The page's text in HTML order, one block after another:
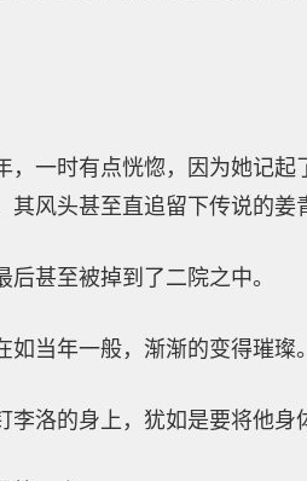
一时有点恍惚，因为她记起
风头甚至直追留下传说的姜
甚至被掉到了二院之中。
当年一般，渐渐的变得璀璨。
洛的身上，犹如是要将他身